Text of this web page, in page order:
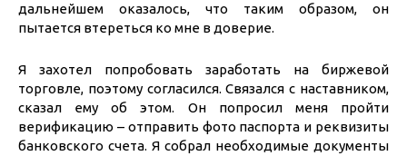
дальнейшем оказалось, что таким образом, он
пытается втереться ко мне в доверие.
Я захотел попробовать заработать на биржевой
торговле, поэтому согласился. Связался с наставником,
сказал ему об этом. Он попросил меня пройти
верификацию – отправить фото паспорта и реквизиты
банковского счета. Я собрал необходимые документы